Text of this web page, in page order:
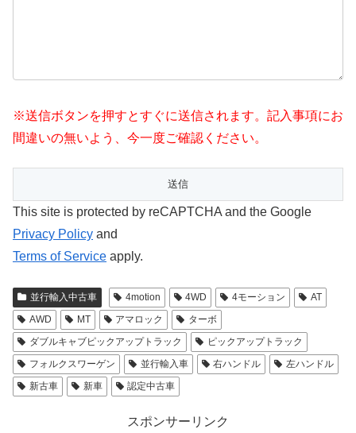
※送信ボタンを押すとすぐに送信されます。記入事項にお
間違いの無いよう、今一度ご確認ください。
This site is protected by reCAPTCHA and the Google
Privacy Policy and
Terms of Service apply.
並行輸入中古車 4motion 4WD 4モーション
AT
AWD
MT アマロック
ターボ
ダブルキャブピックアップトラック
ピックアップトラック
フォルクスワーゲン
並行輸入車 右ハンドル
左ハンドル
新古車
新車 認定中古車
スポンサーリンク